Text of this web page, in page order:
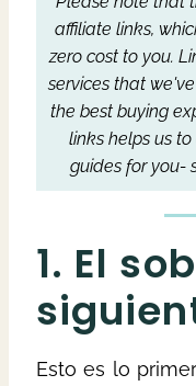
affiliate links,
zero cost to you.
services that
the best buying
links helps us
guides for you-
1. El
Esto es lo